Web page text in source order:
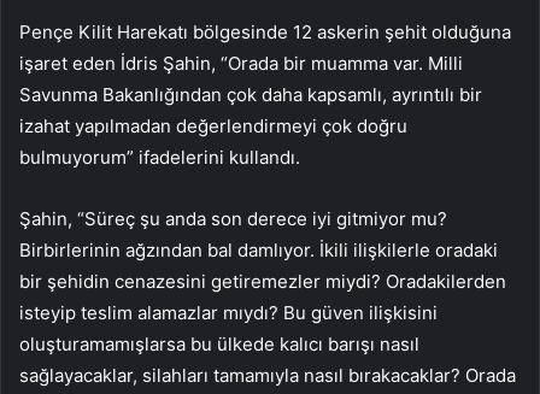
Pençe Kilit Harekatı bölgesinde 12 askerin şehit olduğuna
işaret eden İdris Şahin, “Orada bir muamma var. Milli
Savunma Bakanlığından çok daha kapsamlı, ayrıntılı bir
izahat yapılmadan değerlendirmeyi çok doğru
bulmuyorum” ifadelerini kullandı.
Şahin, “Süreç şu anda son derece iyi gitmiyor mu?
Birbirlerinin ağzından bal damlıyor. İkili ilişkilerle oradaki
bir şehidin cenazesini getiremezler miydi? Oradakilerden
isteyip teslim alamazlar mıydı? Bu güven ilişkisini
oluşturamamışlarsa bu ülkede kalıcı barışı nasıl
sağlayacaklar, silahları tamamıyla nasıl bırakacaklar? Orada